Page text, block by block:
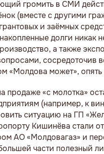
громить в СМИ
(вместе с другими
и заёмных
долги
а также
«Молдова может»,
продаже «с молотка»
(например, к
ситуацию на ГП
Кишинёва стали
АО «Молдовагаз» и
части полезный